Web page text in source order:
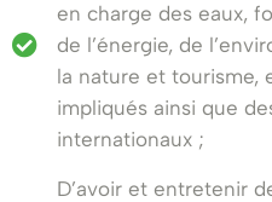
en charge des eaux,
de l’énergie, de
la nature et tourisme,
impliqués ainsi que
internationaux ;
D’avoir et entretenir